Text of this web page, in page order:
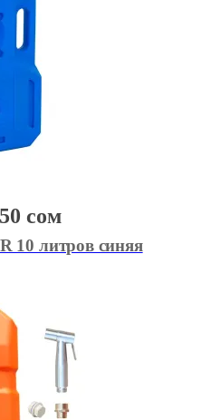
10 литров синяя
сом